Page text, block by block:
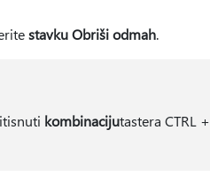
stavku Obriši odmah.
kombinacijutastera CTRL +